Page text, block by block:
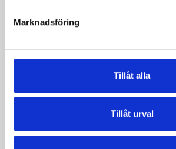
Marknadsföring
Tillåt alla
Tillåt urval